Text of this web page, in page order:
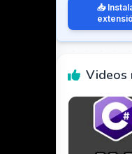
📥
Videos